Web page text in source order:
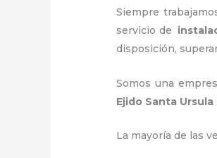
Siempre
servicio de
disposición,
Somos una
Ejido Santa Ursula
La mayoría de las